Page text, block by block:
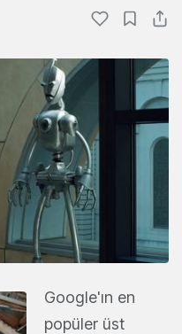
Google'ın en
popüler üst